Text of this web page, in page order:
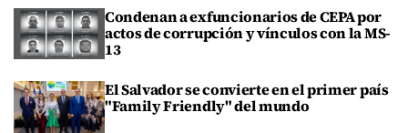
Condenan a exfuncionarios de CEPA por
actos de corrupción y vínculos con la MS-
13
El Salvador se convierte en el primer país
"Family Friendly" del mundo